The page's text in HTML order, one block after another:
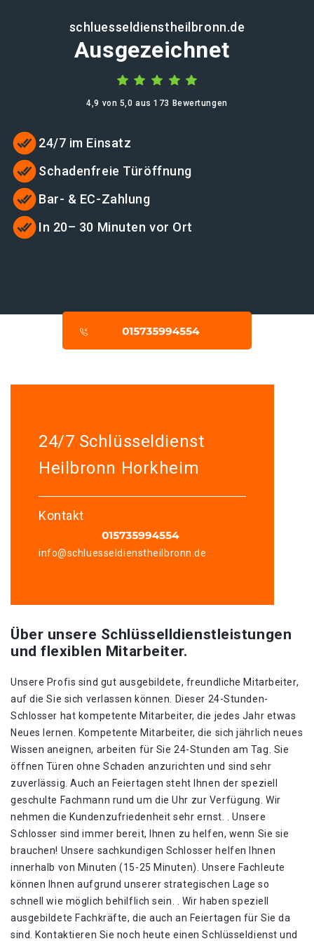
schluesseldienstheilbronn.de
Ausgezeichnet
4,9 von 5,0 aus 173 Bewertungen
24/7 im Einsatz
Schadenfreie Türöffnung
Bar- & EC-Zahlung
In 20– 30 Minuten vor Ort
24/7 Schlüsseldienst
Heilbronn Horkheim
Kontakt
info@schluesseldienstheilbronn.de
Über unsere Schlüsselldienstleistungen
und flexiblen Mitarbeiter.
Unsere Profis sind gut ausgebildete, freundliche Mitarbeiter,
auf die Sie sich verlassen können. Dieser 24-Stunden-
Schlosser hat kompetente Mitarbeiter, die jedes Jahr etwas
Neues lernen. Kompetente Mitarbeiter, die sich jährlich neues
Wissen aneignen, arbeiten für Sie 24-Stunden am Tag. Sie
öffnen Türen ohne Schaden anzurichten und sind sehr
zuverlässig. Auch an Feiertagen steht Ihnen der speziell
geschulte Fachmann rund um die Uhr zur Verfügung. Wir
nehmen die Kundenzufriedenheit sehr ernst. . Unsere
Schlosser sind immer bereit, Ihnen zu helfen, wenn Sie sie
brauchen! Unsere sachkundigen Schlosser helfen Ihnen
innerhalb von Minuten (15-25 Minuten). Unsere Fachleute
können Ihnen aufgrund unserer strategischen Lage so
schnell wie möglich behilflich sein. . Wir haben speziell
ausgebildete Fachkräfte, die auch an Feiertagen für Sie da
sind. Kontaktieren Sie noch heute einen Schlüsseldienst und